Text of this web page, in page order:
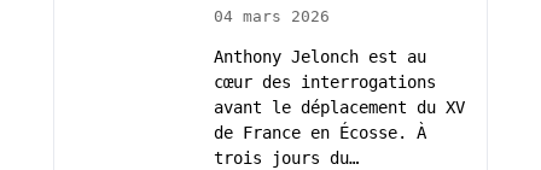
04 mars 2026
Anthony Jelonch est au
cœur des interrogations
avant le déplacement du XV
de France en Écosse. À
trois jours du…